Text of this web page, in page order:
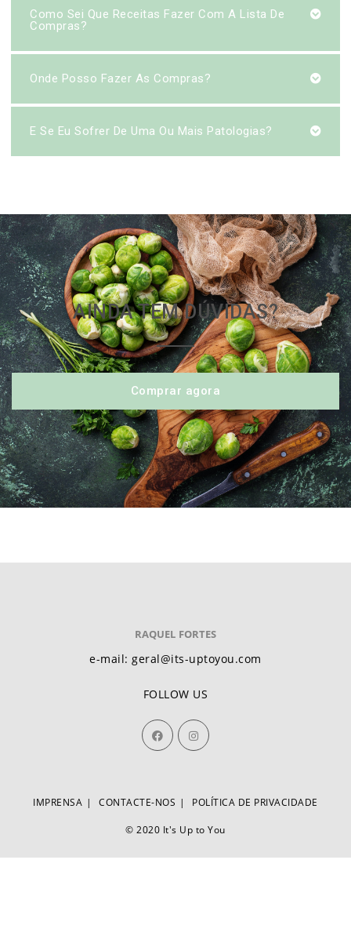
Como Sei Que Receitas Fazer Com A Lista De
Compras?
Onde Posso Fazer As Compras?
E Se Eu Sofrer De Uma Ou Mais Patologias?
AINDA TEM DÚVIDAS?
Comprar agora
RAQUEL FORTES
e-mail: geral@its-uptoyou.com
FOLLOW US
IMPRENSA CONTACTE-NOS POLÍTICA DE PRIVACIDADE
© 2020 It's Up to You